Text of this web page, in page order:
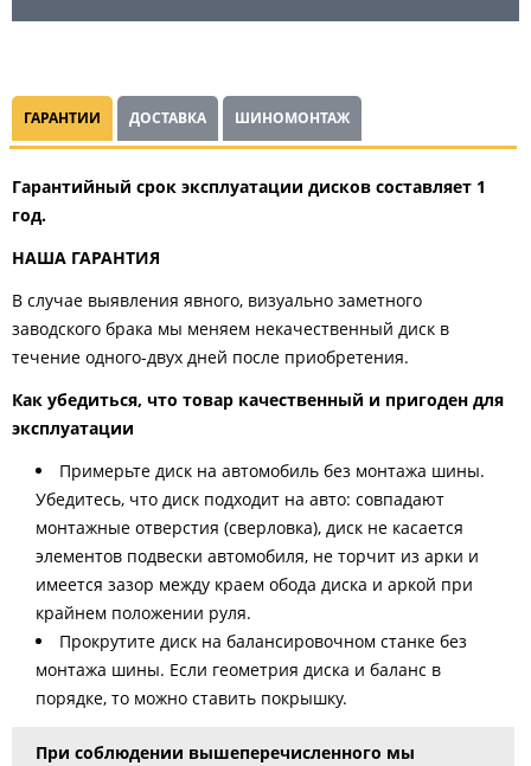
ГАРАНТИИ ДОСТАВКА ШИНОМОНТАЖ
Гарантийный срок эксплуатации дисков составляет 1
год.
НАША ГАРАНТИЯ
В случае выявления явного, визуально заметного
заводского брака мы меняем некачественный диск в
течение одного-двух дней после приобретения.
Как убедиться, что товар качественный и пригоден для
эксплуатации
Примерьте диск на автомобиль без монтажа шины.
Убедитесь, что диск подходит на авто: совпадают
монтажные отверстия (сверловка), диск не касается
элементов подвески автомобиля, не торчит из арки и
имеется зазор между краем обода диска и аркой при
крайнем положении руля.
Прокрутите диск на балансировочном станке без
монтажа шины. Если геометрия диска и баланс в
порядке, то можно ставить покрышку.
При соблюдении вышеперечисленного мы